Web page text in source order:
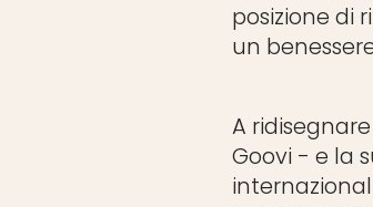
posizione di
un
A
Goovi - e la